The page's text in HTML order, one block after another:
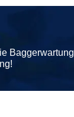
Baggerwartung